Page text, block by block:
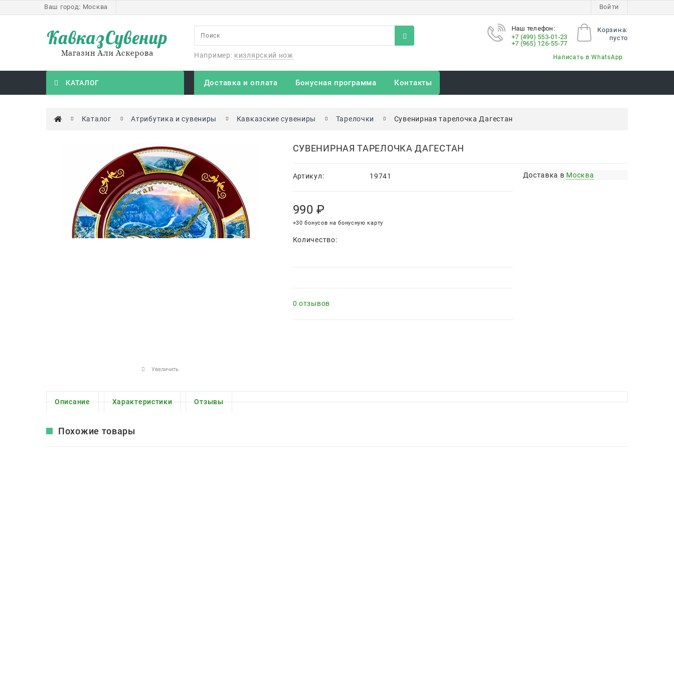
Ваш город: Москва Войти
Например: кизлярский нож
Корзина:
пусто
Наш телефон:
+7 (499) 553-01-23
+7 (965) 126-55-77
Написать в WhatsApp
КАТАЛОГ Доставка и оплата Бонусная программа Контакты
Каталог Атрибутика и сувениры Кавказские сувениры Тарелочки Сувенирная тарелочка Дагестан
Увеличить
СУВЕНИРНАЯ ТАРЕЛОЧКА ДАГЕСТАН
Артикул: 19741
990 ₽
+30 бонусов на бонусную карту
Количество:
0 отзывов
Доставка в Москва
Описание Характеристики Отзывы
Похожие товары